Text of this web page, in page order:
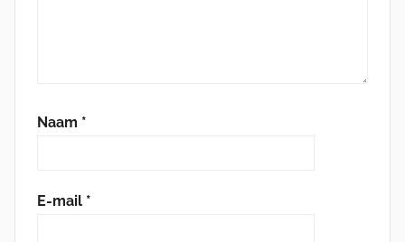
Naam *
E-mail *